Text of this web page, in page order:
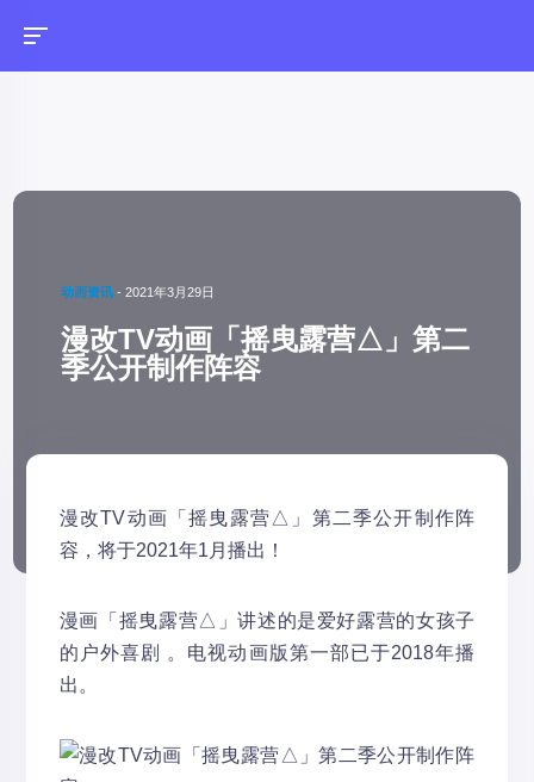
动画资讯 -2021年3月29日
漫改TV动画「摇曳露营△」第二
季公开制作阵容
漫改TV动画「摇曳露营△」第二季公开制作阵
容，将于2021年1月播出！ ​
漫画「摇曳露营△」讲述的是爱好露营的女孩子
的户外喜剧 。电视动画版第一部已于2018年播
出。